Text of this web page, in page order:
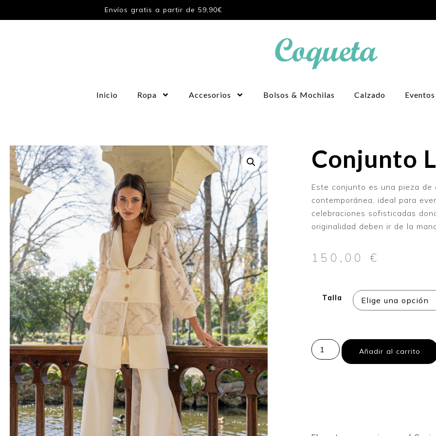
Envíos gratis a partir de 59,90€
Inicio Ropa Accesorios Bolsos & Mochilas Calzado Eventos
Conjunto
Este conjunto es una pieza
contemporánea, ideal para
celebraciones sofisticadas
originalidad deben ir de la
150,00 €
Talla
Añadir al carrito